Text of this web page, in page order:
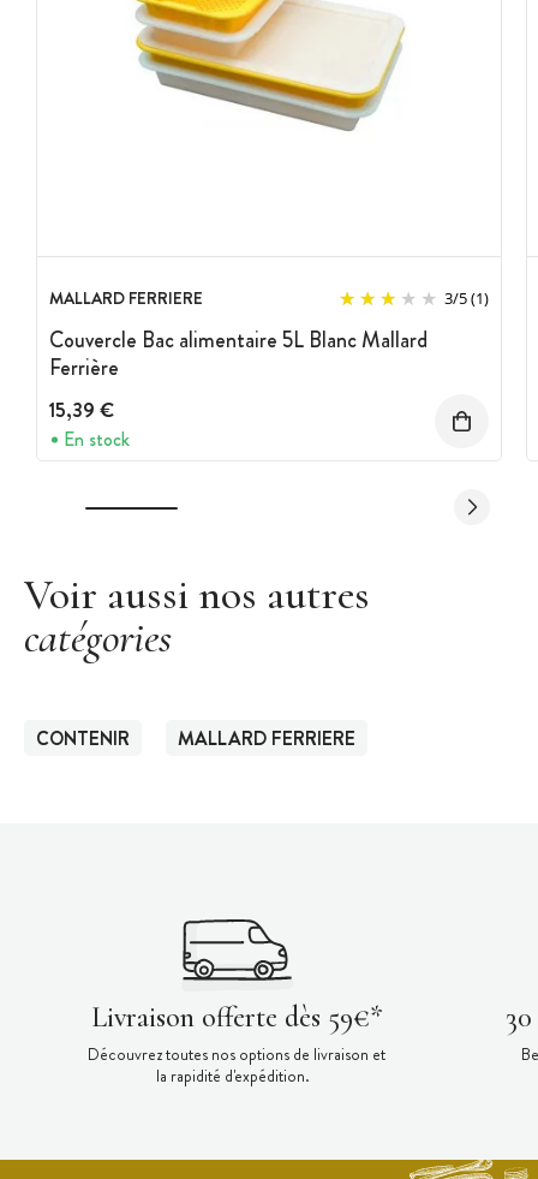
MALLARD FERRIERE 3/5(1)
Couvercle Bac alimentaire 5L Blanc Mallard
Ferrière
15,39 €
En stock
Voir aussi nos autres
catégories
CONTENIR MALLARD FERRIERE
Livraison offerte dès 59€*
Découvrez toutes nos options de livraison et
la rapidité d'expédition.